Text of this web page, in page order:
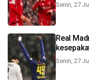
Senin, 27
Real
Senin, 27